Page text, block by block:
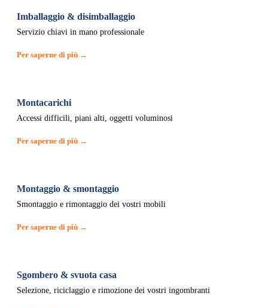
Imballaggio & disimballaggio
Servizio chiavi in mano professionale
Per saperne di più →
Montacarichi
Accessi difficili, piani alti, oggetti voluminosi
Per saperne di più →
Montaggio & smontaggio
Smontaggio e rimontaggio dei vostri mobili
Per saperne di più →
Sgombero & svuota casa
Selezione, riciclaggio e rimozione dei vostri ingombranti